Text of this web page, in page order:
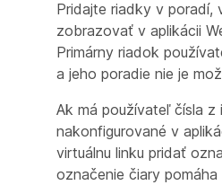
Pridajte riadky v poradí,
zobrazovať v aplikácii
Primárny riadok
a jeho poradie nie je
Ak má používateľ čísla z
nakonfigurované v
virtuálnu linku pridať
označenie čiary